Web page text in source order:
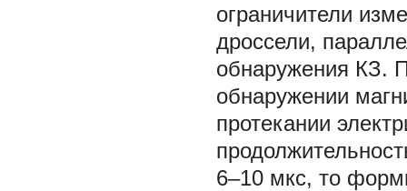
ограничители
дроссели,
обнаружения КЗ.
обнаружении
протекании
6–10 мкс, то